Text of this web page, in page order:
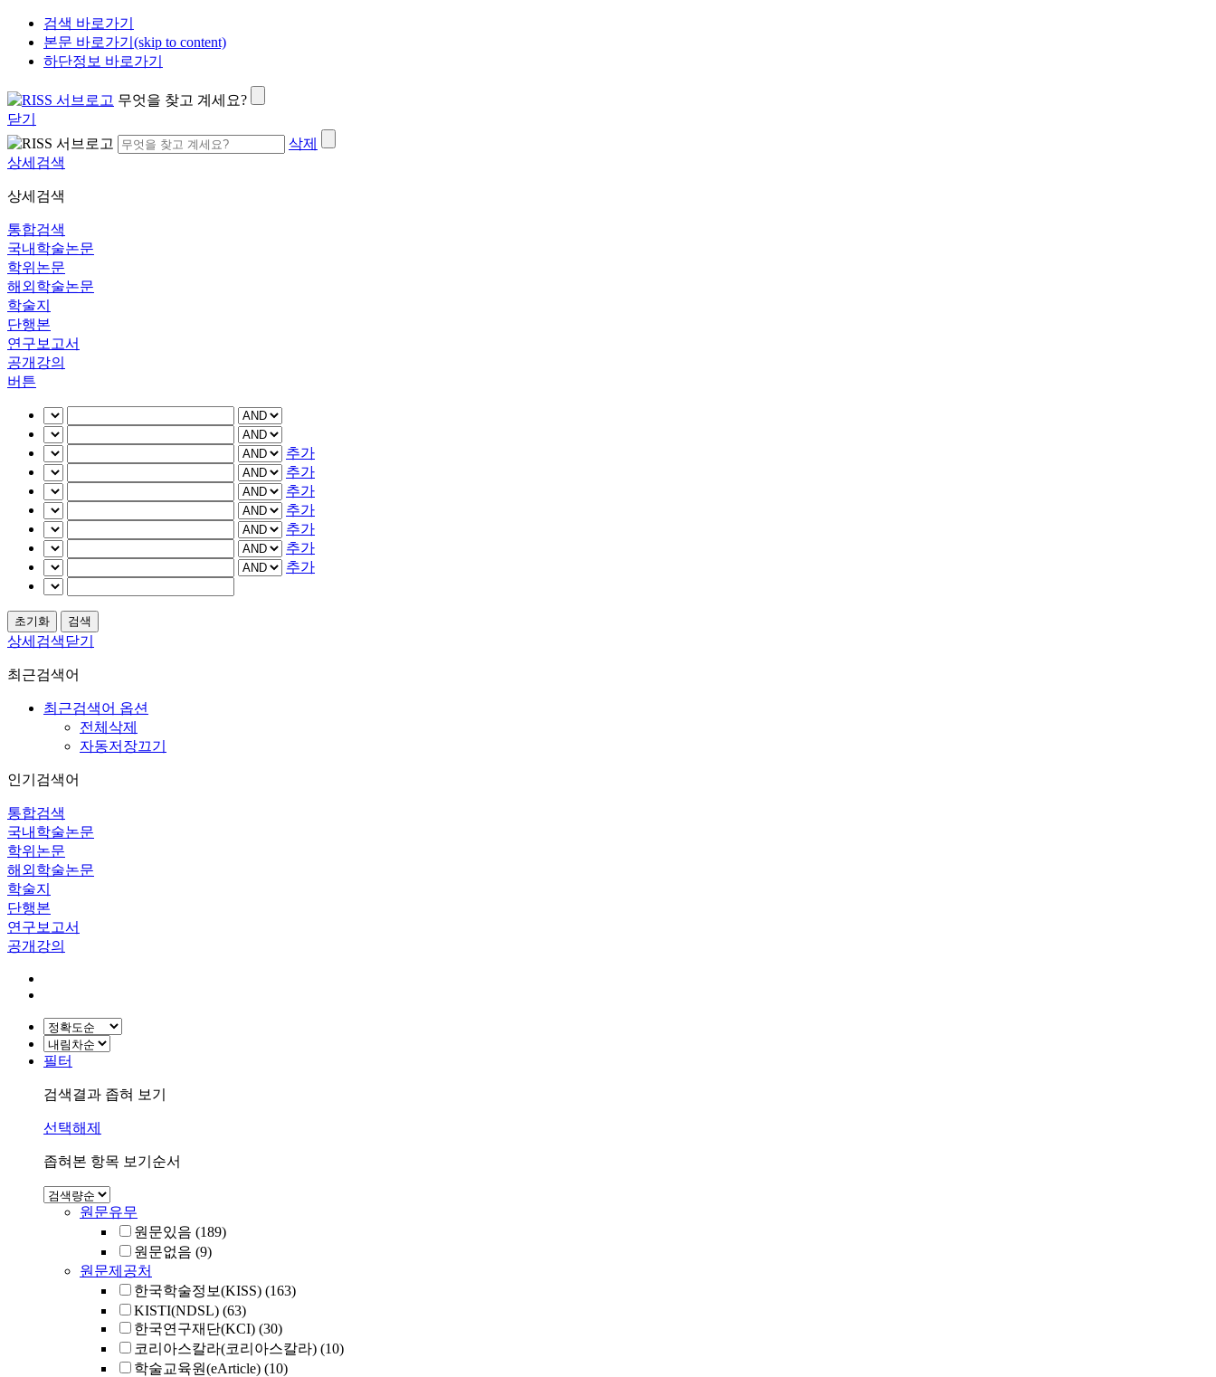
검색 바로가기
본문 바로가기(skip to content)
하단정보 바로가기
무엇을 찾고 계세요?
닫기
삭제
상세검색
상세검색
통합검색
국내학술논문
학위논문
해외학술논문
학술지
단행본
연구보고서
공개강의
버튼
추가
추가
추가
추가
추가
추가
추가
상세검색닫기
최근검색어
최근검색어 옵션
전체삭제
자동저장끄기
인기검색어
통합검색
국내학술논문
학위논문
해외학술논문
학술지
단행본
연구보고서
공개강의
필터
검색결과 좁혀 보기
선택해제
좁혀본 항목 보기순서
원문유무
원문있음 (189)
원문없음 (9)
원문제공처
한국학술정보(KISS) (163)
KISTI(NDSL) (63)
한국연구재단(KCI) (30)
코리아스칼라(코리아스칼라) (10)
학술교육원(eArticle) (10)